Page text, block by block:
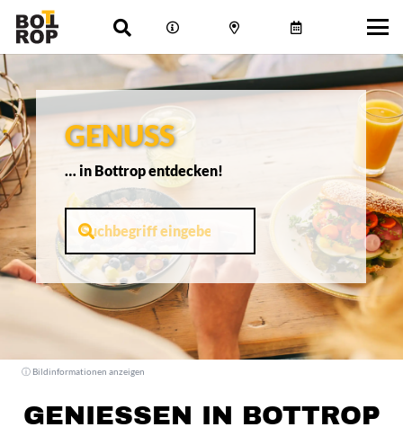
GENUSS
… in Bottrop entdecken!
ⓘ Bildinformationen anzeigen
GENIESSEN IN BOTTROP